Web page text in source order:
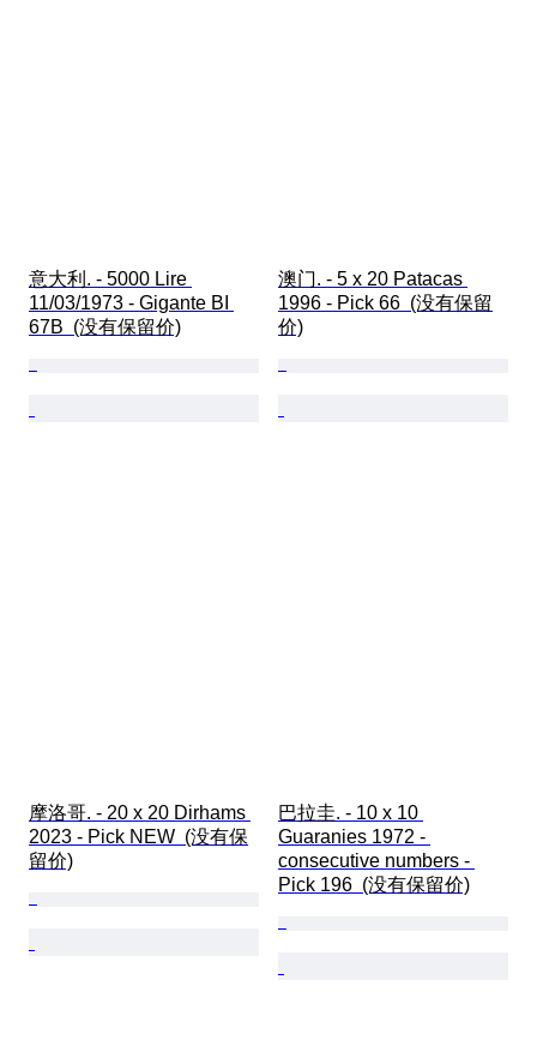
意大利. - 5000 Lire
11/03/1973 - Gigante BI
67B  (没有保留价)
澳门. - 5 x 20 Patacas
1996 - Pick 66  (没有保留
价)
摩洛哥. - 20 x 20 Dirhams
2023 - Pick NEW  (没有保
留价)
巴拉圭. - 10 x 10
Guaranies 1972 -
consecutive numbers -
Pick 196  (没有保留价)